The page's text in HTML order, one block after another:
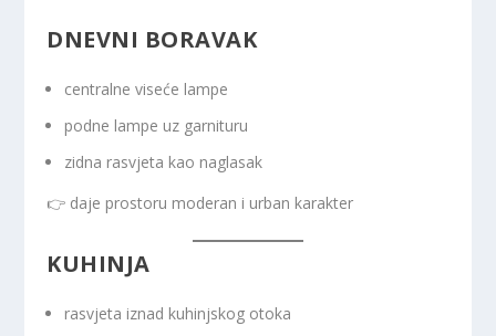
DNEVNI BORAVAK
centralne viseće lampe
podne lampe uz garnituru
zidna rasvjeta kao naglasak
👉 daje prostoru moderan i urban karakter
KUHINJA
rasvjeta iznad kuhinjskog otoka